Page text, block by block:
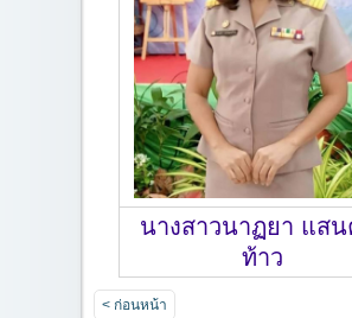
นางสาวนาฏยา แส
ท้าว
< ก่อนหน้า